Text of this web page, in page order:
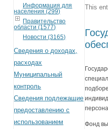
Информация для
населения (299)
Правительство
области (1577)
Новости (3165)
Сведения о доходах,
расходах
Муниципальный
контроль
Сведения подлежащие
предоставлению с
использованием
This
Фонд